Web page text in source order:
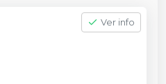
Ver info